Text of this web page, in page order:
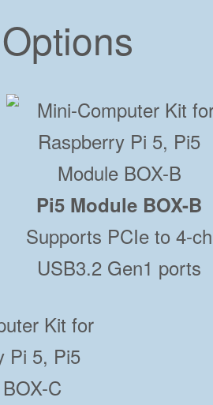
Pi5 Module BOX-B
Supports PCIe to 4-ch
USB3.2 Gen1 ports